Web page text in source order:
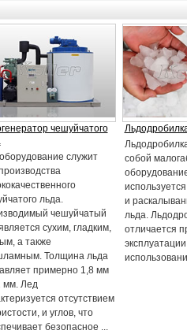
чешуйчатого
служит
льда.
чешуйчатый
сухим, гладким,
а также
Толщина льда
примерно 1,8 мм
мм. Лед
отсутствием
и углов, что
безопасное ...
собой
и
льда.
отличается